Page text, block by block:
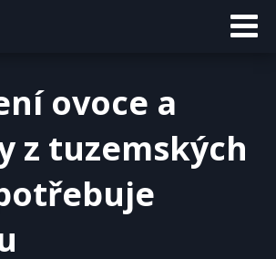
ovoce a
z tuzemských